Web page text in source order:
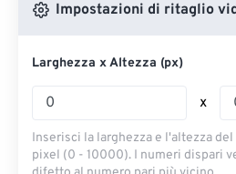
Impostazioni di ritaglio
Larghezza x Altezza (px)
x
Inserisci la larghezza e l'altezza
pixel (0 - 10000). I numeri dispari